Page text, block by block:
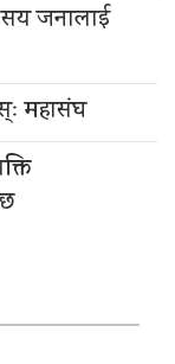
जनालाई
महासंघ